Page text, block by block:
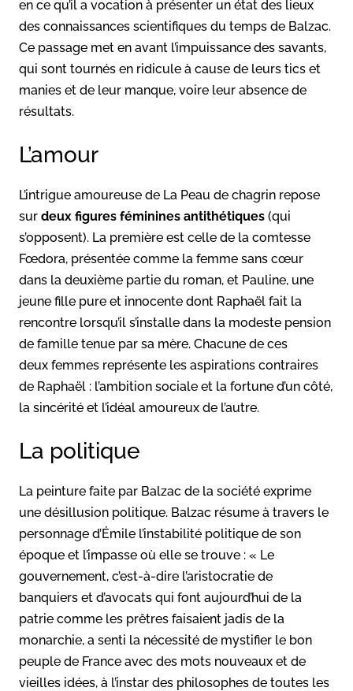
en ce qu’il a vocation à présenter un état des lieux
des connaissances scientifiques du temps de Balzac.
Ce passage met en avant l’impuissance des savants,
qui sont tournés en ridicule à cause de leurs tics et
manies et de leur manque, voire leur absence de
résultats.
L’amour
L’intrigue amoureuse de La Peau de chagrin repose
sur deux figures féminines antithétiques (qui
s’opposent). La première est celle de la comtesse
Fœdora, présentée comme la femme sans cœur
dans la deuxième partie du roman, et Pauline, une
jeune fille pure et innocente dont Raphaël fait la
rencontre lorsqu’il s’installe dans la modeste pension
de famille tenue par sa mère. Chacune de ces
deux femmes représente les aspirations contraires
de Raphaël : l’ambition sociale et la fortune d’un côté,
la sincérité et l’idéal amoureux de l’autre.
La politique
La peinture faite par Balzac de la société exprime
une désillusion politique. Balzac résume à travers le
personnage d’Émile l’instabilité politique de son
époque et l’impasse où elle se trouve : « Le
gouvernement, c’est-à-dire l’aristocratie de
banquiers et d’avocats qui font aujourd’hui de la
patrie comme les prêtres faisaient jadis de la
monarchie, a senti la nécessité de mystifier le bon
peuple de France avec des mots nouveaux et de
vieilles idées, à l’instar des philosophes de toutes les